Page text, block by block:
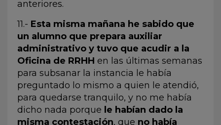
anteriores.
11.- Esta misma mañana he sabido que
un alumno que prepara auxiliar
administrativo y tuvo que acudir a la
Oficina de RRHH en las últimas semanas
para subsanar la instancia le había
preguntado lo mismo a quien le atendió,
para quedarse tranquilo, y no me había
dicho nada porque le habían dado la
misma contestación, que no había